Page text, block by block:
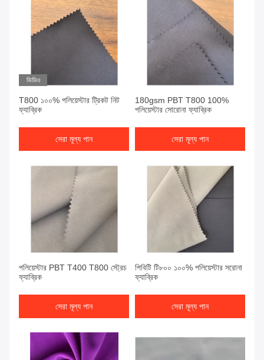
ভিডিও
T800 ১০০% পলিয়েস্টার ট্রিকট নিট
ফ্যাব্রিক
সেরা মূল্য পান
180gsm PBT T800 100%
পলিয়েস্টার সোরোনা ফ্যাব্রিক
সেরা মূল্য পান
পলিয়েস্টার PBT T400 T800 স্ট্রেচ
ফ্যাব্রিক
সেরা মূল্য পান
পিবিটি টি৮০০ ১০০% পলিয়েস্টার সরোনা
ফ্যাব্রিক
সেরা মূল্য পান